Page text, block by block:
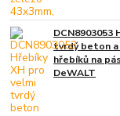
DCN8903053
tvrdý beton a
hřebíků na
DeWALT